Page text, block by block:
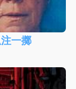
一擲